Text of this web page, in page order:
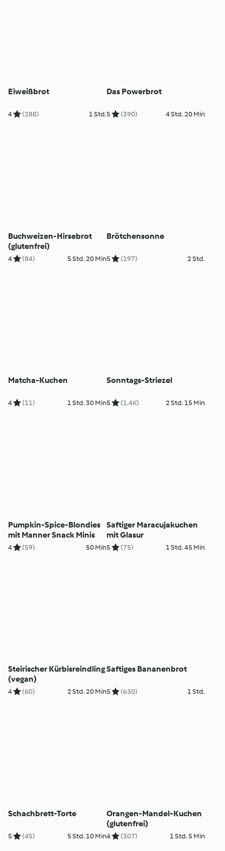
Eiweißbrot
4 (288) 1 Std.
Das Powerbrot
5 (390) 4 Std. 20 Min
Buchweizen-Hirsebrot
(glutenfrei)
4 (84) 5 Std. 20 Min
Brötchensonne
5 (197) 2 Std.
Matcha-Kuchen
4 (11) 1 Std. 30 Min
Sonntags-Striezel
5 (1.4K) 2 Std. 15 Min
Pumpkin-Spice-Blondies
mit Manner Snack Minis
4 (59) 50 Min
Saftiger Maracujakuchen
mit Glasur
5 (75) 1 Std. 45 Min
Steirischer Kürbisreindling
(vegan)
4 (60) 2 Std. 20 Min
Saftiges Bananenbrot
5 (630) 1 Std.
Schachbrett-Torte
5 (45) 5 Std. 10 Min
Orangen-Mandel-Kuchen
(glutenfrei)
4 (307) 1 Std. 5 Min